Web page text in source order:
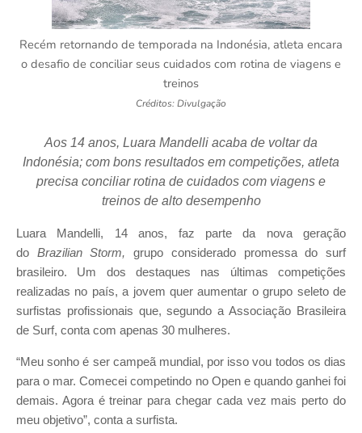
Recém retornando de temporada na Indonésia, atleta encara
o desafio de conciliar seus cuidados com rotina de viagens e
treinos
Créditos: Divulgação
Aos 14 anos, Luara Mandelli acaba de voltar da
Indonésia; com bons resultados em competições, atleta
precisa conciliar rotina de cuidados com viagens e
treinos de alto desempenho
Luara Mandelli, 14 anos, faz parte da nova geração
do Brazilian Storm, grupo considerado promessa do surf
brasileiro. Um dos destaques nas últimas competições
realizadas no país, a jovem quer aumentar o grupo seleto de
surfistas profissionais que, segundo a Associação Brasileira
de Surf, conta com apenas 30 mulheres.
“Meu sonho é ser campeã mundial, por isso vou todos os dias
para o mar. Comecei competindo no Open e quando ganhei foi
demais. Agora é treinar para chegar cada vez mais perto do
meu objetivo”, conta a surfista.